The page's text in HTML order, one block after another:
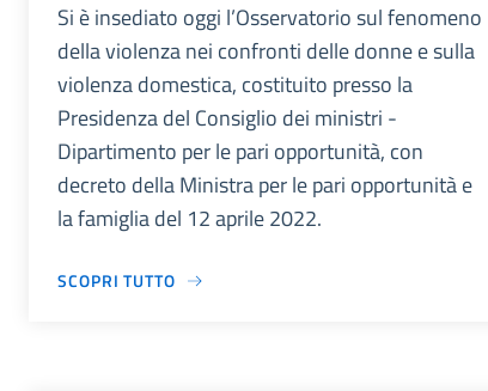
Si è insediato oggi l’Osservatorio sul fenomeno
della violenza nei confronti delle donne e sulla
violenza domestica, costituito presso la
Presidenza del Consiglio dei ministri -
Dipartimento per le pari opportunità, con
decreto della Ministra per le pari opportunità e
la famiglia del 12 aprile 2022.
SCOPRI TUTTO